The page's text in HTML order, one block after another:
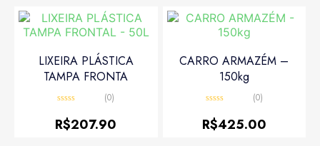
LIXEIRA PLÁSTICA
TAMPA FRONTA
0
de
(0)
R$207.90
CARRO ARMAZÉM –
150kg
0
de
(0)
R$425.00